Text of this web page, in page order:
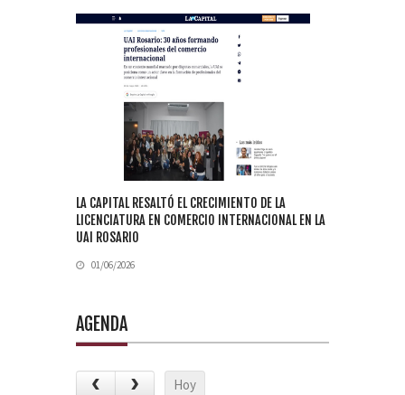
LA CAPITAL RESALTÓ EL CRECIMIENTO DE LA
LICENCIATURA EN COMERCIO INTERNACIONAL EN LA
UAI ROSARIO
01/06/2026
AGENDA
Hoy